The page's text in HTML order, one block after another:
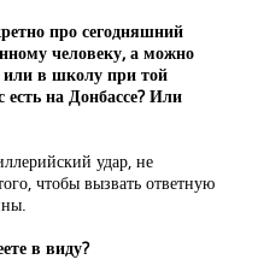
про сегодняшний
человеку, а можно
или в школу при той
есть на Донбассе? Или
удар, не
чтобы вызвать ответную
в виду?